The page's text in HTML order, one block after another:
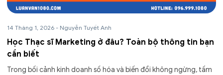
14 Tháng 1, 2026 - Nguyễn Tuyết Anh
Học Thạc sĩ Marketing ở đâu? Toàn bộ thông tin bạn
cần biết
Trong bối cảnh kinh doanh số hóa và biến đổi không ngừng, tấm